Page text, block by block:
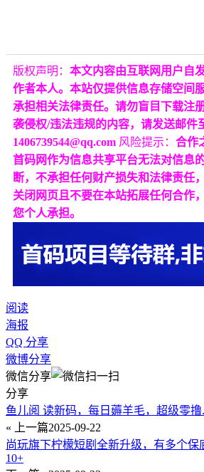
版权声明： 本文内容由互联网用户自
作者本人。本站仅提供信息存储空间
承担相关法律责任。请勿盲目下载注
袭侵权/违法违规的内容，请发送邮件
1406739544@qq.com 风险提示： 合作
首码网作为信息共享平台无法对信息
断，不承担任何财产损失和法律责任
关闭网页且不要在本站拓展任何合作
您个人承担。
阅读
海报
QQ 分享
微博分享
微信分享
分享
鱼儿阅 读新码，每日薅羊毛，超级零
« 上一篇2025-09-22
尚玩旗下柠檬短剧全新升级，有多个保
10+